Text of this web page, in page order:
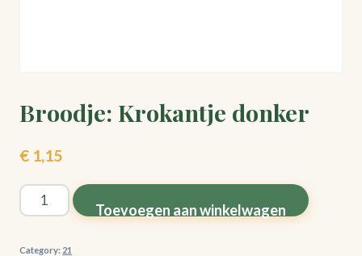
Broodje: Krokantje donker
€ 1,15
Broodje:
Krokantje
Toevoegen aan winkelwagen
Category: 21